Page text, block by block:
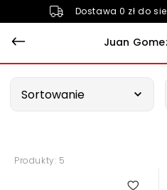
Dostawa 0 zł do
Juan
Sortowanie
Produkty: 5